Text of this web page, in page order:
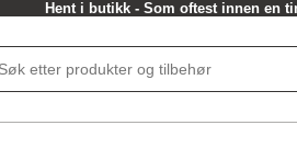
Hent i butikk - Som oftest innen en